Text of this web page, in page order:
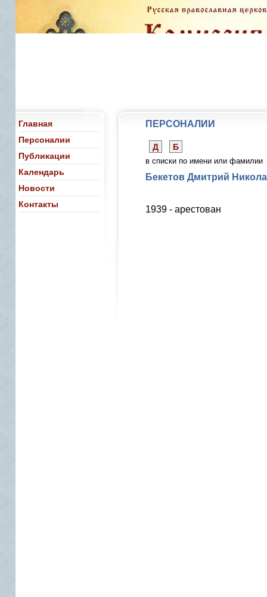
Главная
Персоналии
Публикации
Календарь
Новости
Контакты
ПЕРСОНАЛИИ
Д Б
в списки по имени или фамилии
Бекетов Дмитрий
1939 - арестован